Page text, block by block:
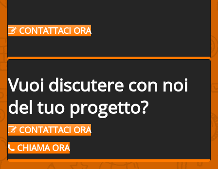
CONTATTACI ORA
Vuoi discutere con noi
del tuo progetto?
CONTATTACI ORA
CHIAMA ORA